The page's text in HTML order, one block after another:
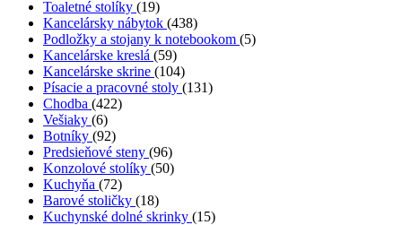
Toaletné stolíky (19)
Kancelársky nábytok (438)
Podložky a stojany k notebookom (5)
Kancelárske kreslá (59)
Kancelárske skrine (104)
Písacie a pracovné stoly (131)
Chodba (422)
Vešiaky (6)
Botníky (92)
Predsieňové steny (96)
Konzolové stolíky (50)
Kuchyňa (72)
Barové stoličky (18)
Kuchynské dolné skrinky (15)